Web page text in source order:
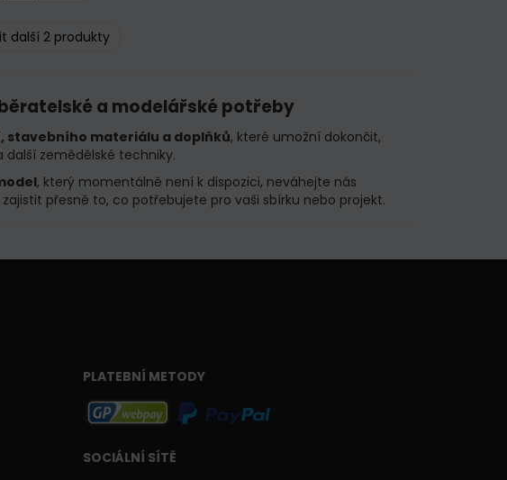
další 2 produkty
a modelářské potřeby
stavebního materiálu a doplňků, které umožní dokončit,
zemědělské techniky.
, který momentálně není k dispozici, neváhejte nás
přesně to, co potřebujete pro vaši sbírku nebo projekt.
PLATEBNÍ METODY
SOCIÁLNÍ SÍTĚ